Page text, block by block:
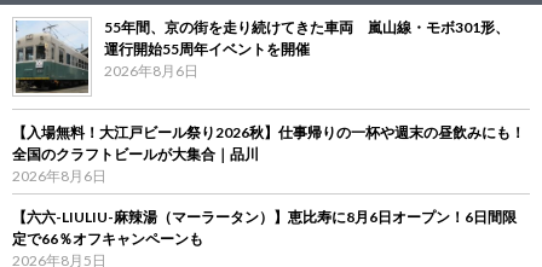
55年間、京の街を走り続けてきた車両 嵐山線・モボ301形、
運行開始55周年イベントを開催
2026年8月6日
【入場無料！大江戸ビール祭り2026秋】仕事帰りの一杯や週末の昼飲みにも！
全国のクラフトビールが大集合｜品川
2026年8月6日
【六六-LIULIU-麻辣湯（マーラータン）】恵比寿に8月6日オープン！6日間限
定で66％オフキャンペーンも
2026年8月5日